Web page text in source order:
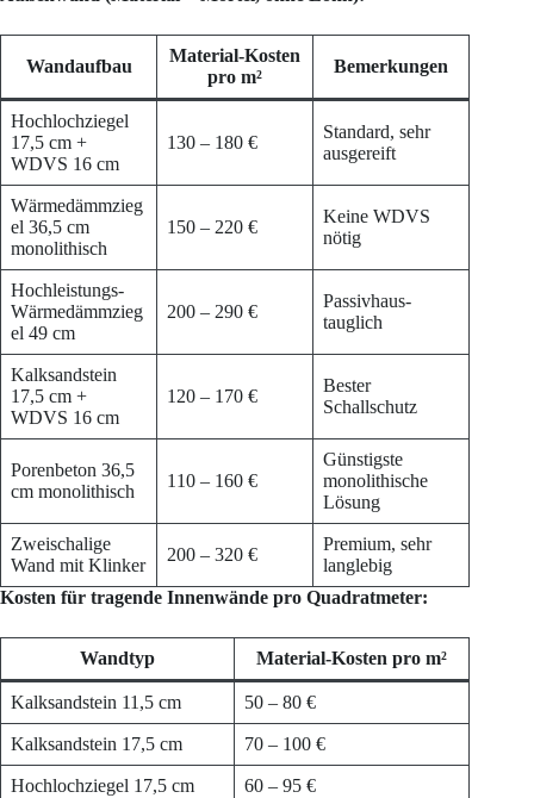
Wandaufbau
Material-Kosten
pro m²
Bemerkungen
Hochlochziegel
17,5 cm +
WDVS 16 cm
130 – 180 €
Standard, sehr
ausgereift
Wärmedämmzieg
el 36,5 cm
monolithisch
150 – 220 €
Keine WDVS
nötig
Hochleistungs-
Wärmedämmzieg
el 49 cm
200 – 290 €
Passivhaus-
tauglich
Kalksandstein
17,5 cm +
WDVS 16 cm
120 – 170 €
Bester
Schallschutz
Porenbeton 36,5
cm monolithisch
110 – 160 €
Günstigste
monolithische
Lösung
Zweischalige
Wand mit Klinker
200 – 320 €
Premium, sehr
langlebig
Kosten für tragende Innenwände pro Quadratmeter:
Wandtyp Material-Kosten pro m²
Kalksandstein 11,5 cm 50 – 80 €
Kalksandstein 17,5 cm 70 – 100 €
Hochlochziegel 17,5 cm 60 – 95 €